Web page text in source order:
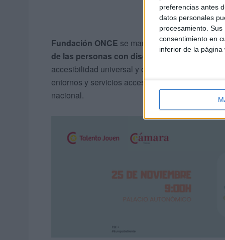
preferencias antes
datos personales
procesamiento.
consentimiento en
inferior de la página
Fundación ONCE se mantiene como la
de las personas con discapacidad
. Su labor
accesibilidad universal y el diseño para todos.
entornos y servicios accesibles, favoreciendo
nacional.